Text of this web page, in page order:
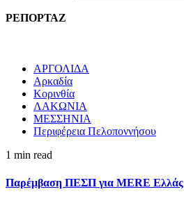
ΡΕΠΟΡΤΑΖ
ΑΡΓΟΛΙΔΑ
Αρκαδία
Κορινθία
ΛΑΚΩΝΙΑ
ΜΕΣΣΗΝΙΑ
Περιφέρεια Πελοποννήσου
1 min read
Παρέμβαση ΠΕΣΠ για MERE Ελλάς